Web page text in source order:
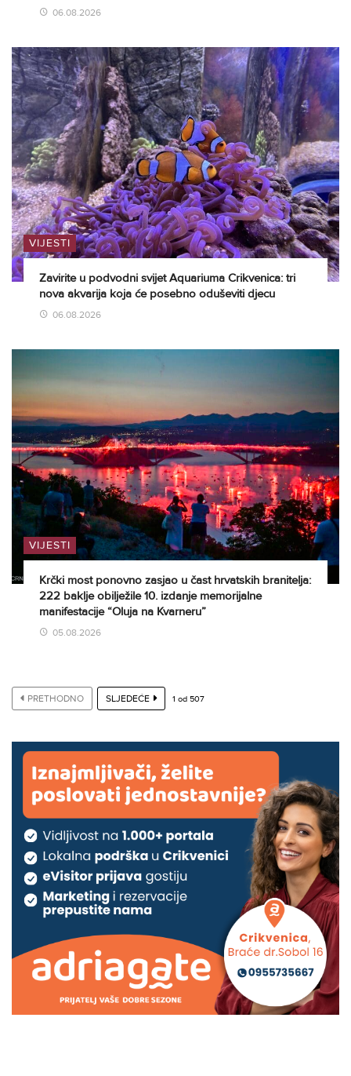
06.08.2026
VIJESTI
Zavirite u podvodni svijet Aquariuma Crikvenica: tri
nova akvarija koja će posebno oduševiti djecu
06.08.2026
VIJESTI
Krčki most ponovno zasjao u čast hrvatskih branitelja:
222 baklje obilježile 10. izdanje memorijalne
manifestacije “Oluja na Kvarneru”
05.08.2026
PRETHODNO SLJEDEĆE 1 od 507